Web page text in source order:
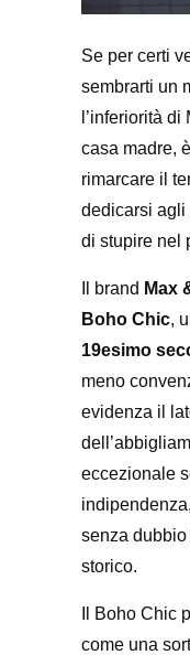
Se per certi
sembrarti un
l’inferiorità
casa madre,
rimarcare il
dedicarsi agli
di stupire nel
Il brand Max
Boho Chic,
19esimo
meno
evidenza il
eccezionale
senza
storico.
Il Boho Chic
come una